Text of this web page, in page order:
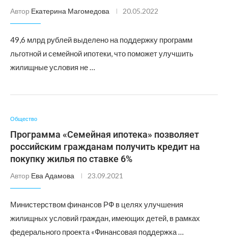
Автор Екатерина Магомедова 20.05.2022
49,6 млрд рублей выделено на поддержку программ
льготной и семейной ипотеки, что поможет улучшить
жилищные условия не …
Общество
Программа «Семейная ипотека» позволяет
российским гражданам получить кредит на
покупку жилья по ставке 6%
Автор Ева Адамова 23.09.2021
Министерством финансов РФ в целях улучшения
жилищных условий граждан, имеющих детей, в рамках
федерального проекта «Финансовая поддержка …